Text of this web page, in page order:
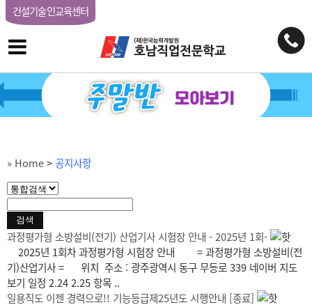
건설기술인교육센터
» Home>공지사항
과정평가형 소방설비(전기) 산업기사 시험장 안내 - 2025년 1회-
2025년 1회차 과정평가형 시험장 안내 = 과정평가형 소방설비(전
기)산업기사 = 위치 주소 : 광주광역시 동구 무등로 339 네이버 지도
보기 일정 2.24 2.25 항목 ..
일용직도 이젠 경력으로!! 기능등급제25년도 시행안내 [종료]